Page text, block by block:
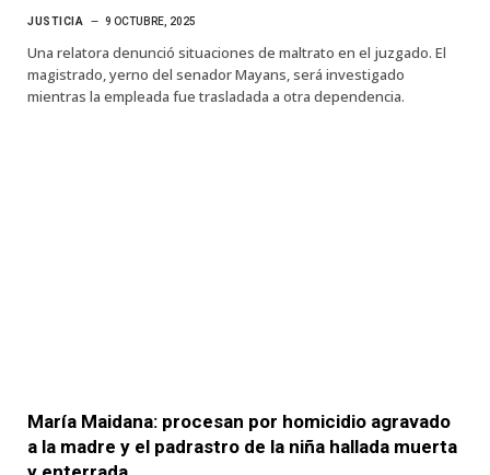
JUSTICIA 9 OCTUBRE, 2025
Una relatora denunció situaciones de maltrato en el juzgado. El
magistrado, yerno del senador Mayans, será investigado
mientras la empleada fue trasladada a otra dependencia.
María Maidana: procesan por homicidio agravado
a la madre y el padrastro de la niña hallada muerta